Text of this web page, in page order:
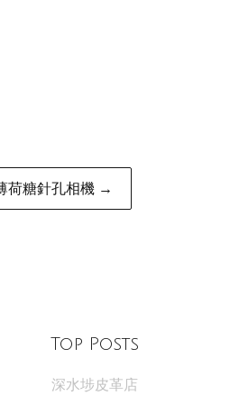
荷糖針孔相機 →
Top Posts
深水埗皮革店